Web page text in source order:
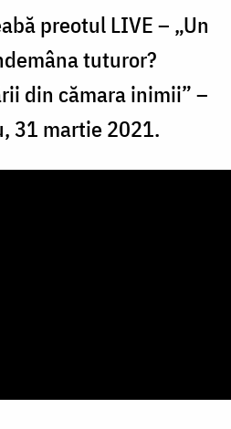
preotul LIVE – „Un
tuturor?
din cămara inimii” –
31 martie 2021.